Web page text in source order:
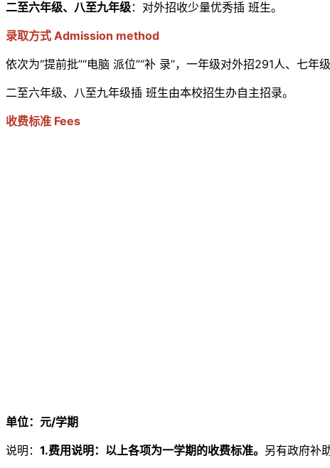
二至六年级、八至九年级：对外招收少量优秀插 班生。
录取方式 Admission method
依次为“提前批”“电脑 派位”“补 录”，一年级对外招291人、七
二至六年级、八至九年级插 班生由本校招生办自主招录。
收费标准 Fees
单位：元/学期
说明： 1.费用说明：以上各项为一学期的收费标准。 另有政府补